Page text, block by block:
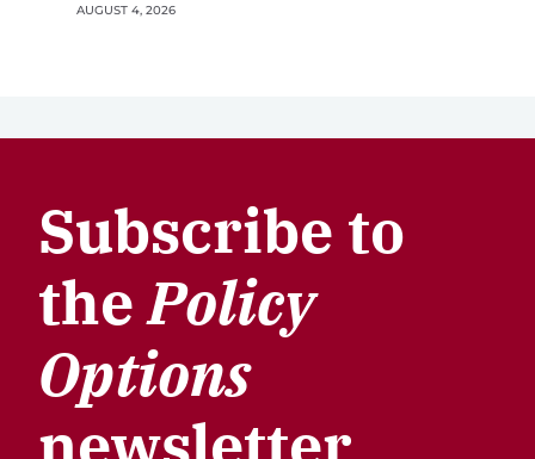
AUGUST 4, 2026
Subscribe to
thePolicy
Options